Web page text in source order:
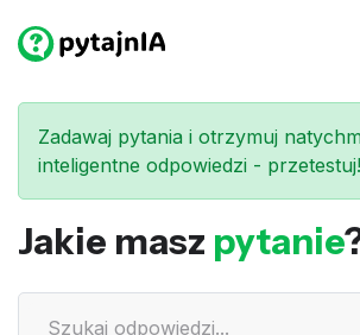
Zadawaj pytania i otrzymuj
inteligentne odpowiedzi -
Jakie masz pytanie